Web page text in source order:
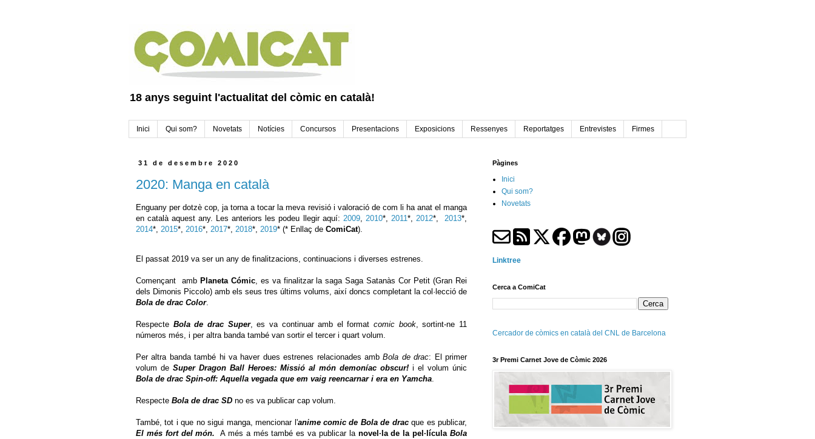
18 anys seguint l'actualitat del còmic en català!
Inici Qui som? Novetats Notícies Concursos Presentacions Exposicions Ressenyes Reportatges Entrevistes Firmes
31 de desembre 2020
2020: Manga en català
Enguany per dotzè cop, ja torna a tocar la meva revisió i valoració de com li ha anat el manga
en català aquest any. Les anteriors les podeu llegir aquí: 2009, 2010*, 2011*, 2012*,2013*,
2014*, 2015*, 2016*, 2017*, 2018*, 2019* (* Enllaç de ComiCat).
El passat 2019 va ser un any de finalitzacions, continuacions i diverses estrenes.
Començant amb Planeta Cómic, es va finalitzar la saga Saga Satanàs Cor Petit (Gran Rei
dels Dimonis Piccolo) amb els seus tres últims volums, així doncs completant la col·lecció de
Bola de drac Color.
Respecte Bola de drac Super, es va continuar amb el formatcomic book, sortint-ne 11
números més, i per altra banda també van sortir el tercer i quart volum.
Per altra banda també hi va haver dues estrenes relacionades ambBola de drac: El primer
volum de Super Dragon Ball Heroes: Missió al món demoníac obscur! i el volum únic
Bola de drac Spin-off: Aquella vegada que em vaig reencarnar i era en Yamcha.
Respecte Bola de drac SD no es va publicar cap volum.
També, tot i que no sigui manga, mencionar l'anime comic de Bola de dracque es publicar,
El més fort del món. A més a més també es va publicar lanovel·la de la pel·lículaBola
Pàgines
Inici
Qui som?
Novetats
Linktree
Cerca a ComiCat
Cercador de còmics en català del CNL de Barcelona
3r Premi Carnet Jove de Còmic 2026